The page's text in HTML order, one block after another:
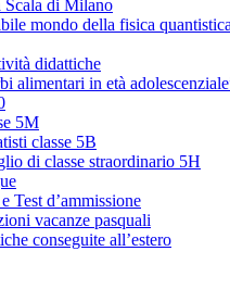
Scala di Milano
mondo della fisica
didattiche
alimentari in età
5M
classe 5B
di classe straordinario 5H
Test d’ammissione
vacanze pasquali
conseguite all’estero